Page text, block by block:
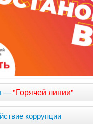
—"Горячей линии"
коррупции